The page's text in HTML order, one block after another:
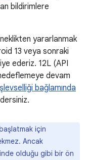
bildirimlere
yararlanmak
13 veya sonraki
ederiz. 12L (API
devam
bağlamında
için
Ancak
olduğu gibi bir ön